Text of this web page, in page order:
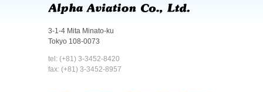
3-1-4 Mita Minato-ku
Tokyo 108-0073
tel: (+81) 3-3452-8420
fax: (+81) 3-3452-8957